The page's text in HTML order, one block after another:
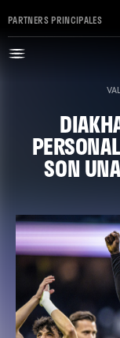
PARTNERS PRINCIPALES
SON